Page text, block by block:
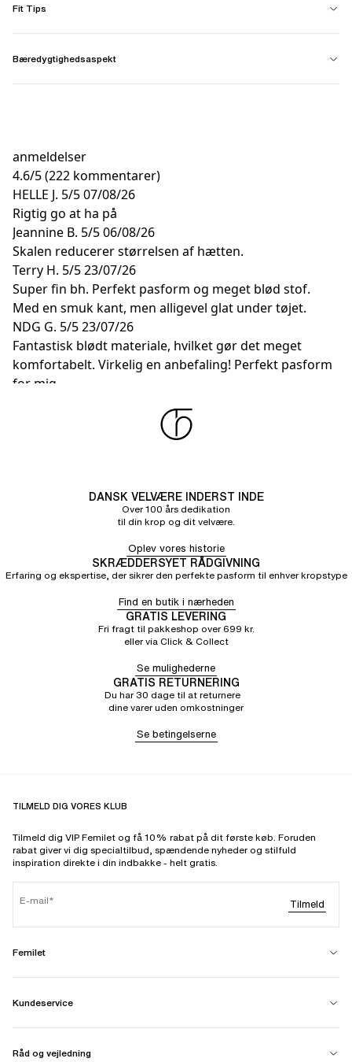
Fit Tips
Bæredygtighedsaspekt
anmeldelser
4.6/5(222 kommentarer)
HELLE J. 5/507/08/26
Rigtig go at ha på
Jeannine B. 5/506/08/26
Skalen reducerer størrelsen af hætten.
Terry H. 5/523/07/26
Super fin bh. Perfekt pasform og meget blød stof.
Med en smuk kant, men alligevel glat under tøjet.
NDG G. 5/523/07/26
Fantastisk blødt materiale, hvilket gør det meget
komfortabelt. Virkelig en anbefaling! Perfekt pasform
for mig.
Meget lille i størrelse 85 c
DANSK VELVÆRE INDERST INDE
Over 100 års dedikation
til din krop og dit velvære.
Oplev vores historie
SKRÆDDERSYET RÅDGIVNING
Erfaring og ekspertise, der sikrer den perfekte pasform til enhver kropstype
Find en butik i nærheden
GRATIS LEVERING
Fri fragt til pakkeshop over 699 kr.
eller via Click & Collect
Se mulighederne
GRATIS RETURNERING
Du har 30 dage til at returnere
dine varer uden omkostninger
Se betingelserne
TILMELD DIG VORES KLUB
Tilmeld dig VIP Femilet og få 10% rabat på dit første køb. Foruden
rabat giver vi dig specialtilbud, spændende nyheder og stilfuld
inspiration direkte i din indbakke - helt gratis.
E-mail Tilmeld
Femilet
Kundeservice
Råd og vejledning